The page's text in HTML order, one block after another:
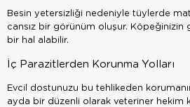
Besin yetersizliği nedeniyle tüylerde
cansız bir görünüm oluşur. Köpeğinizin
bir hal alabilir.
İç Parazitlerden Korunma Yolları
Evcil dostunuzu bu tehlikeden
ayda bir düzenli olarak veteriner hekim